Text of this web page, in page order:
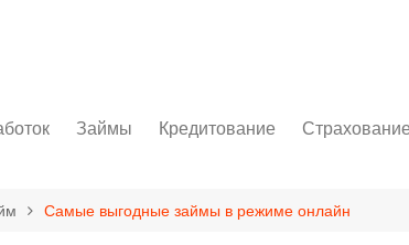
Займы
Как оформить займ
Кредитование
Автокредит
Страхование
КАСКО
Самые выгодные займы в режиме онлайн